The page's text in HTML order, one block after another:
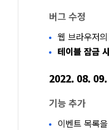
버그 수정
웹 브라우저
테이블 잠금
2022. 08. 09.
기능 추가
이벤트 목록